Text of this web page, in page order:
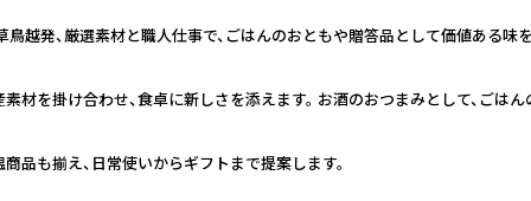
鳥越発、厳選素材と職人仕事で、ごはんのおともや贈答品として価値ある味
材を掛け合わせ、食卓に新しさを添えます。 お酒のおつまみとして、ごはん
品も揃え、日常使いからギフトまで提案します。